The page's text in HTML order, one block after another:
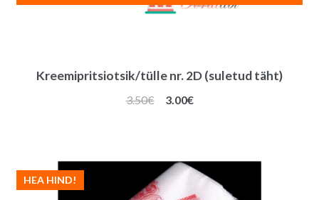
Kreemipritsiotsik/tülle nr. 2D (suletud täht)
3.50€
Algne
3.00€Praegune
HEA HIND!